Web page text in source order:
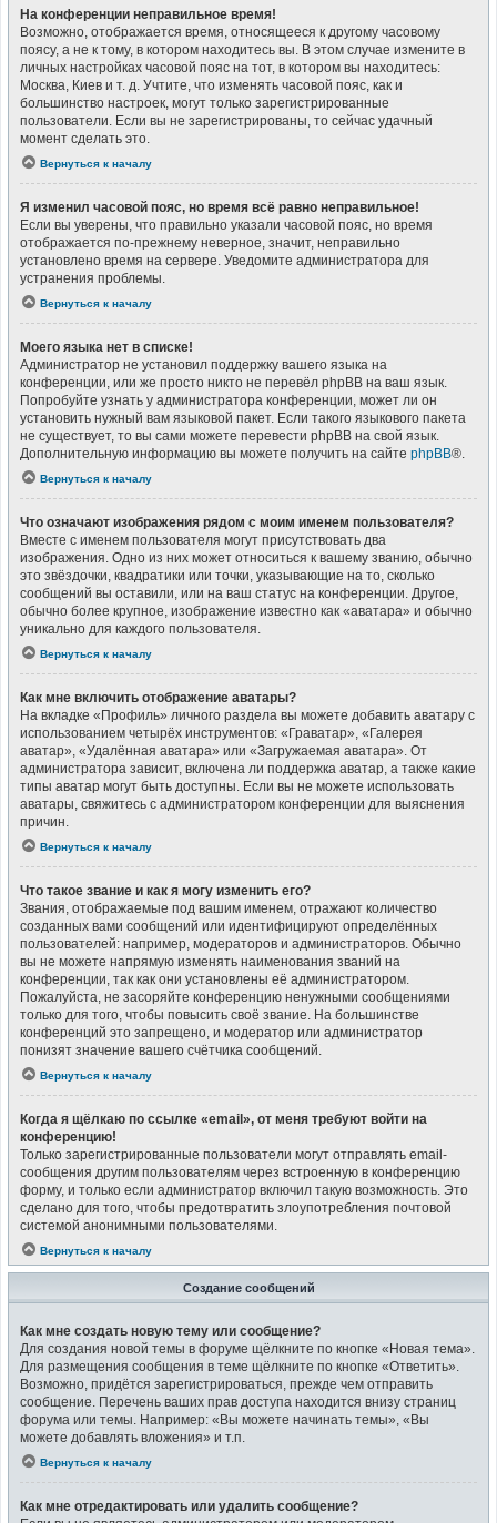
На конференции неправильное время!
Возможно, отображается время, относящееся к другому часовому
поясу, а не к тому, в котором находитесь вы. В этом случае измените в
личных настройках часовой пояс на тот, в котором вы находитесь:
Москва, Киев и т. д. Учтите, что изменять часовой пояс, как и
большинство настроек, могут только зарегистрированные
пользователи. Если вы не зарегистрированы, то сейчас удачный
момент сделать это.
Вернуться к началу
Я изменил часовой пояс, но время всё равно неправильное!
Если вы уверены, что правильно указали часовой пояс, но время
отображается по-прежнему неверное, значит, неправильно
установлено время на сервере. Уведомите администратора для
устранения проблемы.
Вернуться к началу
Моего языка нет в списке!
Администратор не установил поддержку вашего языка на
конференции, или же просто никто не перевёл phpBB на ваш язык.
Попробуйте узнать у администратора конференции, может ли он
установить нужный вам языковой пакет. Если такого языкового пакета
не существует, то вы сами можете перевести phpBB на свой язык.
Дополнительную информацию вы можете получить на сайте phpBB®.
Вернуться к началу
Что означают изображения рядом с моим именем пользователя?
Вместе с именем пользователя могут присутствовать два
изображения. Одно из них может относиться к вашему званию, обычно
это звёздочки, квадратики или точки, указывающие на то, сколько
сообщений вы оставили, или на ваш статус на конференции. Другое,
обычно более крупное, изображение известно как «аватара» и обычно
уникально для каждого пользователя.
Вернуться к началу
Как мне включить отображение аватары?
На вкладке «Профиль» личного раздела вы можете добавить аватару с
использованием четырёх инструментов: «Граватар», «Галерея
аватар», «Удалённая аватара» или «Загружаемая аватара». От
администратора зависит, включена ли поддержка аватар, а также какие
типы аватар могут быть доступны. Если вы не можете использовать
аватары, свяжитесь с администратором конференции для выяснения
причин.
Вернуться к началу
Что такое звание и как я могу изменить его?
Звания, отображаемые под вашим именем, отражают количество
созданных вами сообщений или идентифицируют определённых
пользователей: например, модераторов и администраторов. Обычно
вы не можете напрямую изменять наименования званий на
конференции, так как они установлены её администратором.
Пожалуйста, не засоряйте конференцию ненужными сообщениями
только для того, чтобы повысить своё звание. На большинстве
конференций это запрещено, и модератор или администратор
понизят значение вашего счётчика сообщений.
Вернуться к началу
Когда я щёлкаю по ссылке «email», от меня требуют войти на
конференцию!
Только зарегистрированные пользователи могут отправлять email-
сообщения другим пользователям через встроенную в конференцию
форму, и только если администратор включил такую возможность. Это
сделано для того, чтобы предотвратить злоупотребления почтовой
системой анонимными пользователями.
Вернуться к началу
Создание сообщений
Как мне создать новую тему или сообщение?
Для создания новой темы в форуме щёлкните по кнопке «Новая тема».
Для размещения сообщения в теме щёлкните по кнопке «Ответить».
Возможно, придётся зарегистрироваться, прежде чем отправить
сообщение. Перечень ваших прав доступа находится внизу страниц
форума или темы. Например: «Вы можете начинать темы», «Вы
можете добавлять вложения» и т.п.
Вернуться к началу
Как мне отредактировать или удалить сообщение?